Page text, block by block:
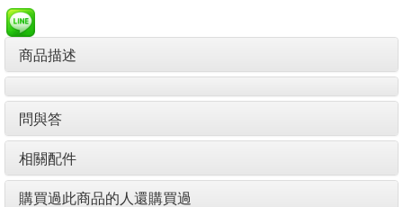
商品描述
問與答
相關配件
購買過此商品的人還購買過